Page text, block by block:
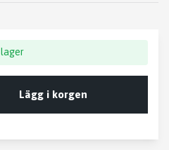
I lager
Lägg i korgen